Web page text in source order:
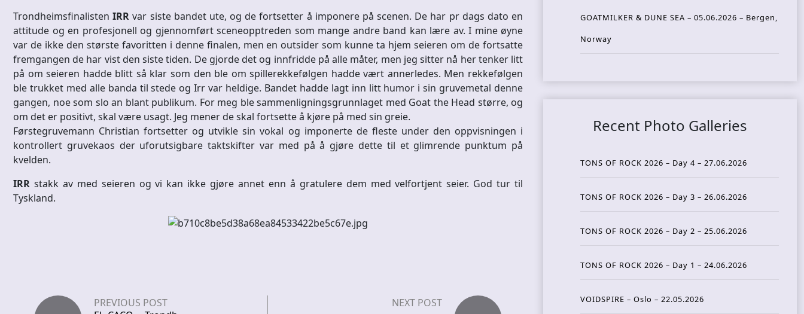
TrondheimsfinalistenIRR var siste bandet ute, og de fortsetter å imponere på scenen. De har pr dags dato en
attitude og en profesjonell og gjennomført sceneopptreden som mange andre band kan lære av. I mine øyne
var de ikke den største favoritten i denne finalen, men en outsider som kunne ta hjem seieren om de fortsatte
fremgangen de har vist den siste tiden. De gjorde det og innfridde på alle måter, men jeg sitter nå her tenker litt
på om seieren hadde blitt så klar som den ble om spillerekkefølgen hadde vært annerledes. Men rekkefølgen
ble trukket med alle banda til stede og Irr var heldige. Bandet hadde lagt inn litt humor i sin gruvemetal denne
gangen, noe som slo an blant publikum. For meg ble sammenligningsgrunnlaget med Goat the Head større, og
om det er positivt, skal være usagt. Jeg mener de skal fortsette å kjøre på med sin greie.
Førstegruvemann Christian fortsetter og utvikle sin vokal og imponerte de fleste under den oppvisningen i
kontrollert gruvekaos der uforutsigbare taktskifter var med på å gjøre dette til et glimrende punktum på
kvelden.
IRR stakk av med seieren og vi kan ikke gjøre annet enn å gratulere dem med velfortjent seier. God tur til
Tyskland.
PREVIOUS POST
NEXT POST
GOATMILKER & DUNE SEA – 05.06.2026 – Bergen,
Norway
Recent Photo Galleries
TONS OF ROCK 2026 – Day 4 – 27.06.2026
TONS OF ROCK 2026 – Day 3 – 26.06.2026
TONS OF ROCK 2026 – Day 2 – 25.06.2026
TONS OF ROCK 2026 – Day 1 – 24.06.2026
VOIDSPIRE – Oslo – 22.05.2026